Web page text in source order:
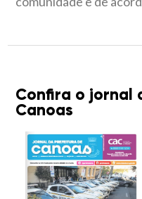
Confira o jornal
Canoas